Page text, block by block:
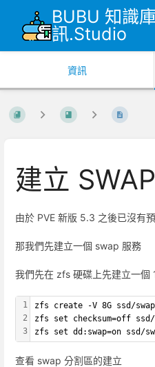
BUBU 知識
訊.Studio
資訊
建立
由於 PVE 新版 5.3 之後已沒有
那我們先建立一個 swap 服務
我們先在 zfs 硬碟上先建立一
1
2
3
zfs create -V 8G ssd/swap
zfs set checksum=off ssd/
zfs set dd:swap=on ssd/
查看 swap 分割區的建立